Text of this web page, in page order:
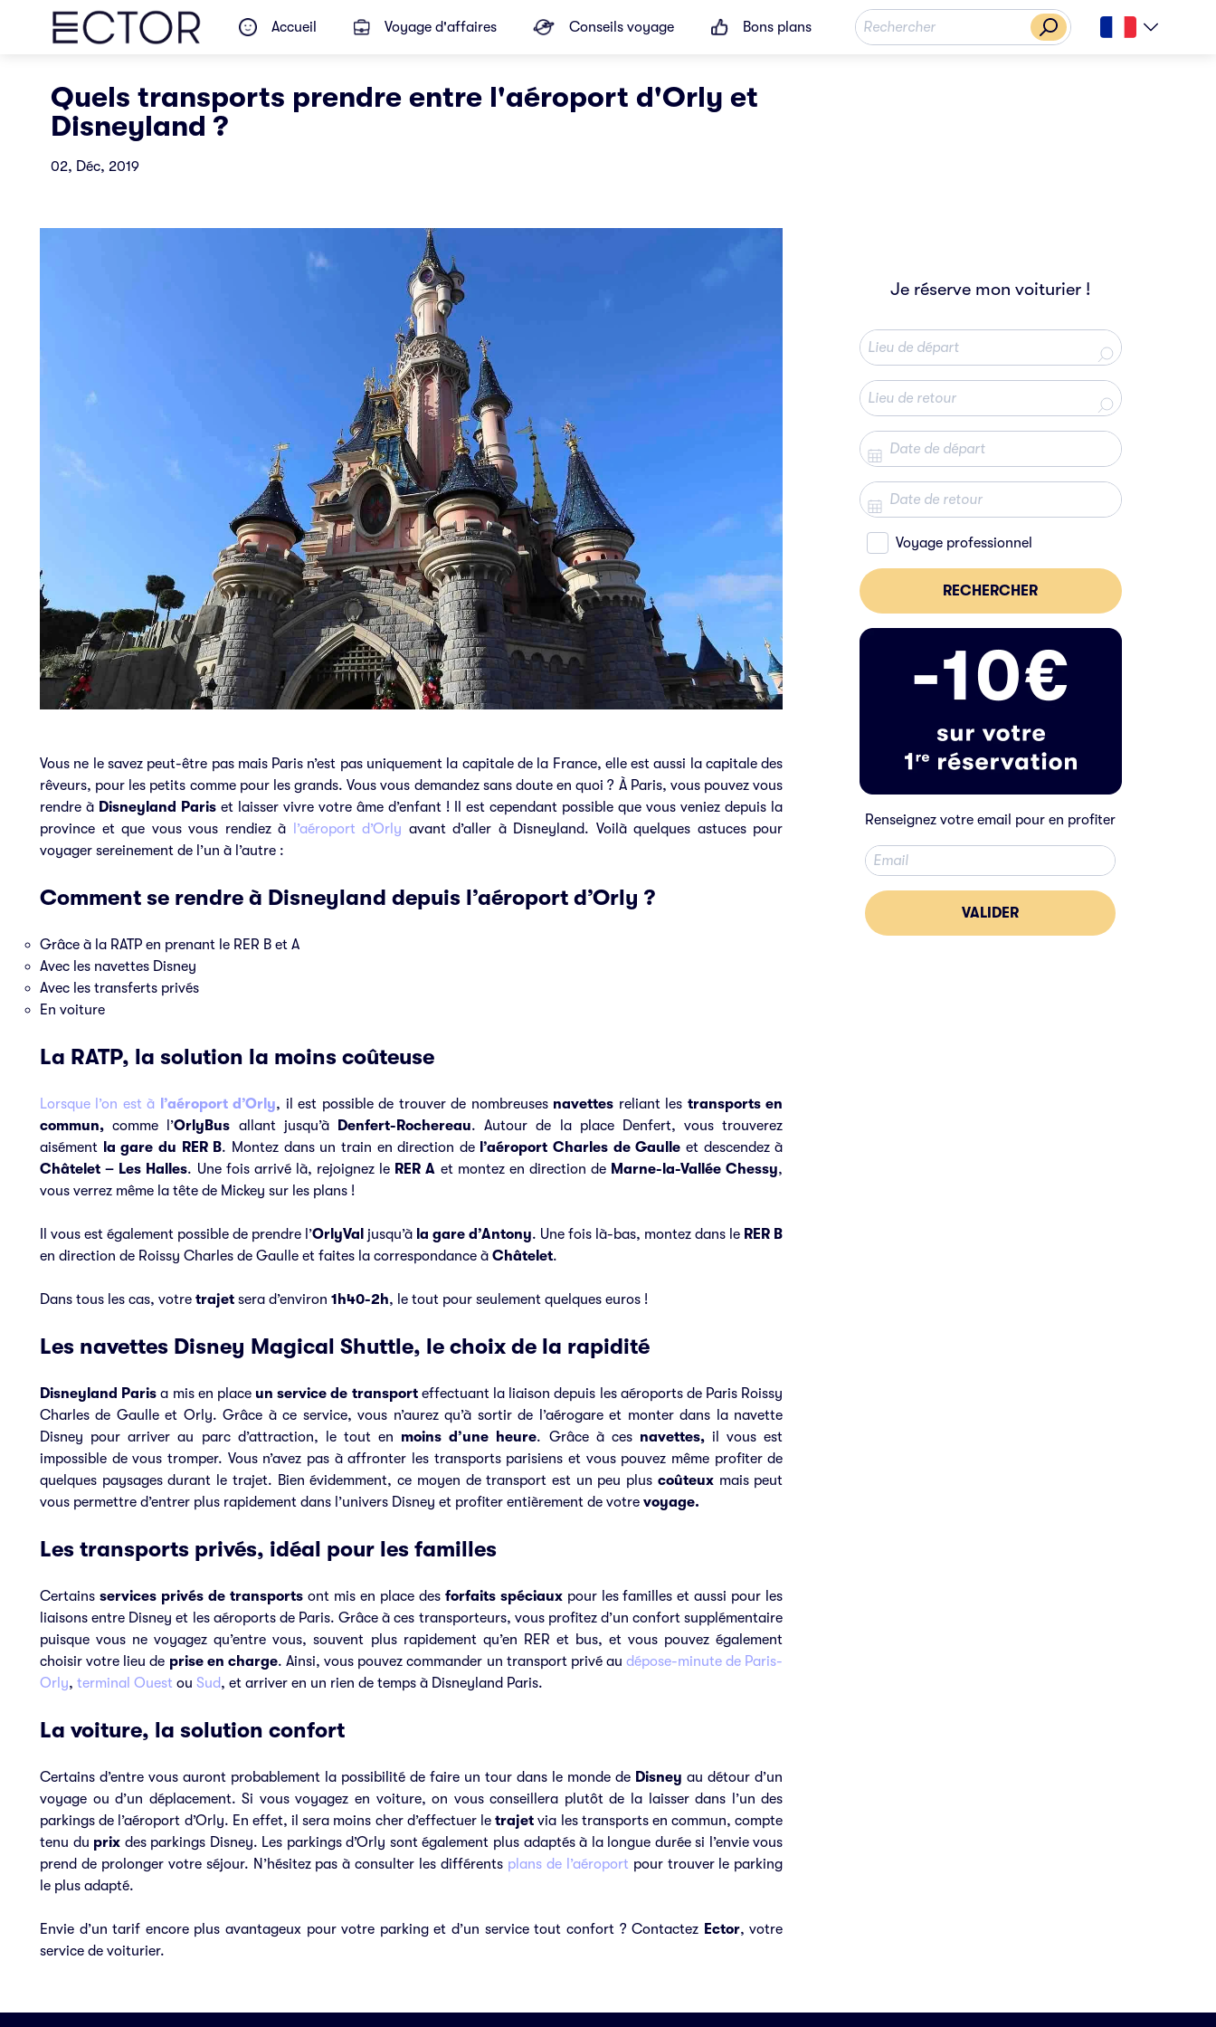
Accueil Voyage d'affaires Conseils voyage Bons plans
Quels transports prendre entre l'aéroport d'Orly et
Disneyland ?
02, Déc, 2019
Vous ne le savez peut-être pas mais Paris n’est pas uniquement la capitale de la France, elle est aussi la capitale des
rêveurs, pour les petits comme pour les grands. Vous vous demandez sans doute en quoi ? À Paris, vous pouvez vous
rendre à Disneyland Pariset laisser vivre votre âme d’enfant ! Il est cependant possible que vous veniez depuis la
province et que vous vous rendiez à
l’aéroport d’Orly avant d’aller à Disneyland. Voilà quelques astuces pour
voyager sereinement de l’un à l’autre :
Comment se rendre à Disneyland depuis l’aéroport d’Orly ?
Grâce à la RATP en prenant le RER B et A
Avec les navettes Disney
Avec les transferts privés
En voiture
La RATP, la solution la moins coûteuse
Lorsque l’on est à l’aéroport d’Orly, il est possible de trouver de nombreuses navettes reliant les transports en
commun, comme l’OrlyBus allant jusqu’à Denfert-Rochereau. Autour de la place Denfert, vous trouverez
aisément
la gare du RER B. Montez dans un train en direction de l’aéroport Charles de Gaulle et descendez à
Châtelet – Les Halles. Une fois arrivé là, rejoignez le RER A et montez en direction de Marne-la-Vallée Chessy,
vous verrez même la tête de Mickey sur les plans !
Il vous est également possible de prendre l’OrlyVal jusqu’à la gare d’Antony. Une fois là-bas, montez dans le RER B
en direction de Roissy Charles de Gaulle et faites la correspondance à Châtelet.
Dans tous les cas, votre trajet sera d’environ 1h40-2h, le tout pour seulement quelques euros !
Les navettes Disney Magical Shuttle, le choix de la rapidité
Disneyland Paris a mis en place un service de transporteffectuant la liaison depuis les aéroports de Paris Roissy
Charles de Gaulle et Orly. Grâce à ce service, vous n’aurez qu’à sortir de l’aérogare et monter dans la navette
Disney pour arriver au parc d’attraction, le tout en moins d’une heure. Grâce à ces navettes,il vous est
impossible de vous tromper. Vous n’avez pas à affronter les transports parisiens et vous pouvez même profiter de
quelques paysages durant le trajet. Bien évidemment, ce moyen de transport est un peu plus coûteuxmais peut
vous permettre d’entrer plus rapidement dans l’univers Disney et profiter entièrement de votre voyage.
Les transports privés, idéal pour les familles
Certains services privés de transportsont mis en place des forfaits spéciauxpour les familles et aussi pour les
liaisons entre Disney et les aéroports de Paris. Grâce à ces transporteurs, vous profitez d’un confort supplémentaire
puisque vous ne voyagez qu’entre vous, souvent plus rapidement qu’en RER et bus, et vous pouvez également
choisir votre lieu de prise en charge. Ainsi, vous pouvez commander un transport privé audépose-minute de Paris-
Orly, terminal Ouest ou Sud, et arriver en un rien de temps à Disneyland Paris.
La voiture, la solution confort
Certains d’entre vous auront probablement la possibilité de faire un tour dans le monde de Disney au détour d’un
voyage ou d’un déplacement. Si vous voyagez en voiture, on vous conseillera plutôt de la laisser dans l’un des
parkings de l’aéroport d’Orly. En effet, il sera moins cher d’effectuer letrajetvia les transports en commun, compte
tenu du prix des parkings Disney. Les parkings d’Orly sont également plus adaptés à la longue durée si l’envie vous
prend de prolonger votre séjour. N’hésitez pas à consulter les différents plans de l’aéroport pour trouver le parking
le plus adapté.
Envie d’un tarif encore plus avantageux pour votre parking et d’un service tout confort ? Contactez Ector, votre
service de voiturier.
Je réserve mon voiturier !
Voyage professionnel
RECHERCHER
Renseignez votre email pour en profiter
VALIDER